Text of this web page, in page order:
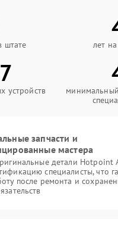
штате лет
устройств
запчасти и
мастера
детали Hotpoint
специалисты, что
после ремонта и